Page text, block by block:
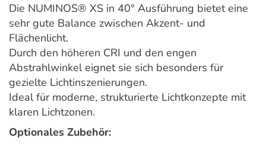
Die NUMINOS® XS in 40° Ausführung bietet eine
sehr gute Balance zwischen Akzent- und
Flächenlicht.
Durch den höheren CRI und den engen
Abstrahlwinkel eignet sie sich besonders für
gezielte Lichtinszenierungen.
Ideal für moderne, strukturierte Lichtkonzepte mit
klaren Lichtzonen.
Optionales Zubehör: